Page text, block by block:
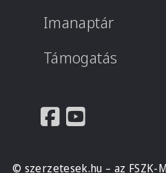
Imanaptár
Támogatás
© szerzetesek.hu – az FSZK-